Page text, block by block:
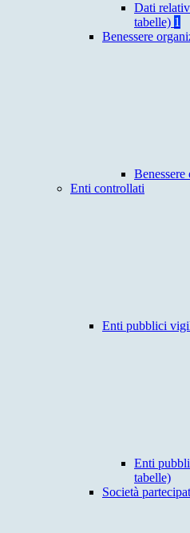
Dati
tabelle) 1
Benessere
Enti controllati
Enti pubblici
Enti
tabelle)
Società